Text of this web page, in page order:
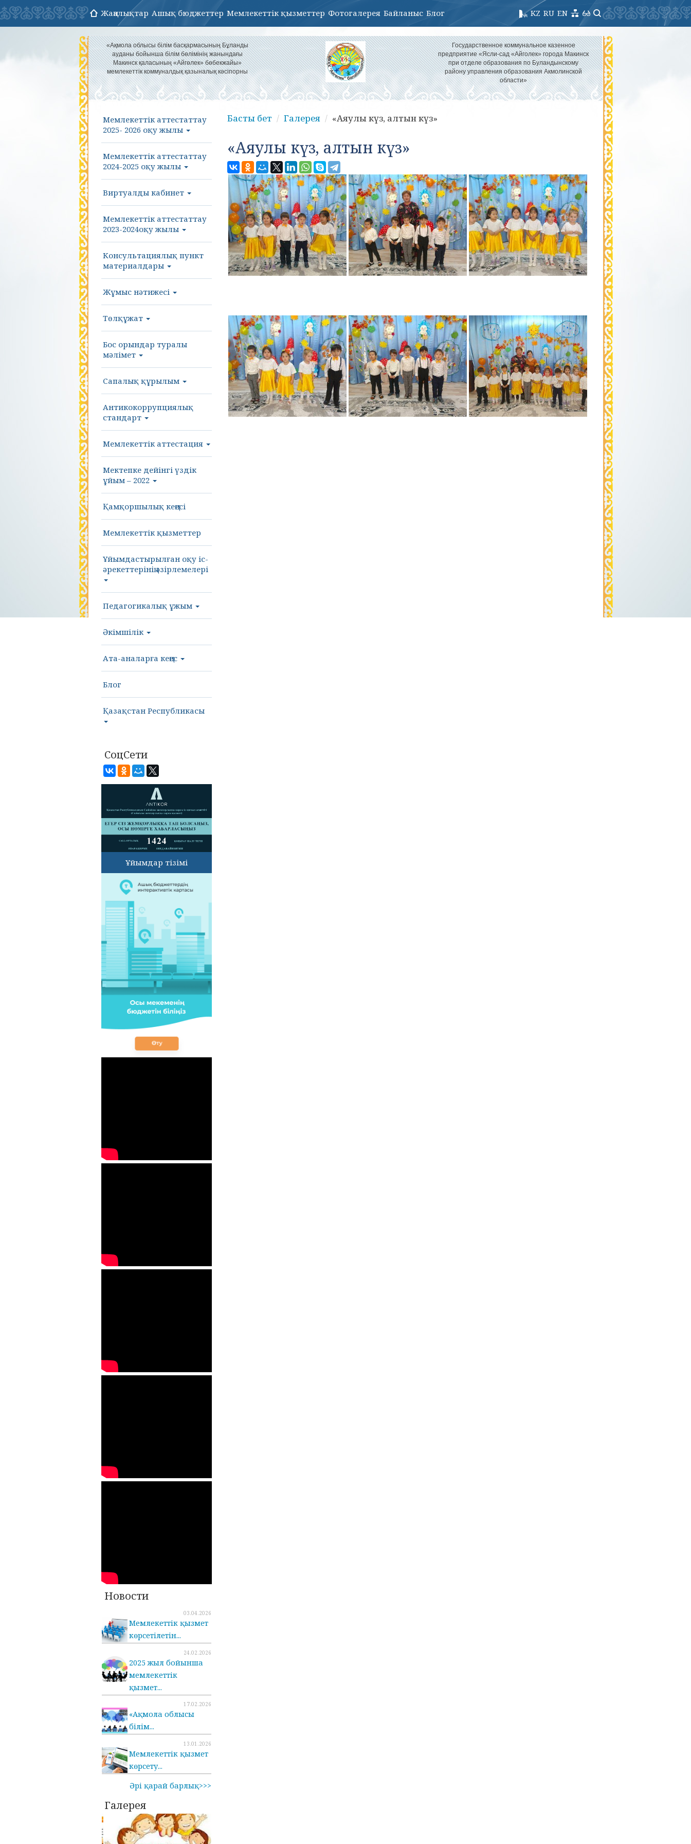
Жаңалықтар Ашық бюджеттер Мемлекеттік қызметтер Фотогалерея Байланыс Блог EN
RU
KZ
«Ақмола облысы білім басқармасының Бұланды
ауданы бойынша білім бөлімінің жанындағы
Макинск қаласының «Айгөлек» бөбекжайы»
мемлекеттік коммуналдық қазыналық кәсіпорны
Государственное коммунальное казенное
предприятие «Ясли-сад «Айголек» города Макинск
при отделе образования по Буландынскому
району управления образования Акмолинской
области»
Мемлекеттік аттестаттау
2025- 2026 оқу жылы
Мемлекеттік аттестаттау
2024-2025 оқу жылы
Виртуалды кабинет
Мемлекеттік аттестаттау
2023-2024оқу жылы
Консультациялық пункт
материалдары
Жұмыс нәтижесі
Төлқұжат
Бос орындар туралы
мәлімет
Сапалық құрылым
Антикокоррупциялық
стандарт
Мемлекеттік аттестация
Мектепке дейінгі үздік
ұйым – 2022
Қамқоршылық кеңесі
Мемлекеттік қызметтер
Ұйымдастырылған оқу іс-
әрекеттерінің әзірлемелері
Педагогикалық ұжым
Әкімшілік
Ата-аналарға кеңес
Блог
Қазақстан Республикасы
СоцСети
Ұйымдар тізімі
Новости
03.04.2026
Мемлекеттік қызмет
көрсетілетін...
24.02.2026
2025 жыл бойынша
мемлекеттік
қызмет...
17.02.2026
«Ақмола облысы
білім...
13.01.2026
Мемлекеттік қызмет
көрсету...
Әрі қарай барлық>>>
Галерея
Басты бет Галерея «Аяулы күз, алтын күз»
«Аяулы күз, алтын күз»